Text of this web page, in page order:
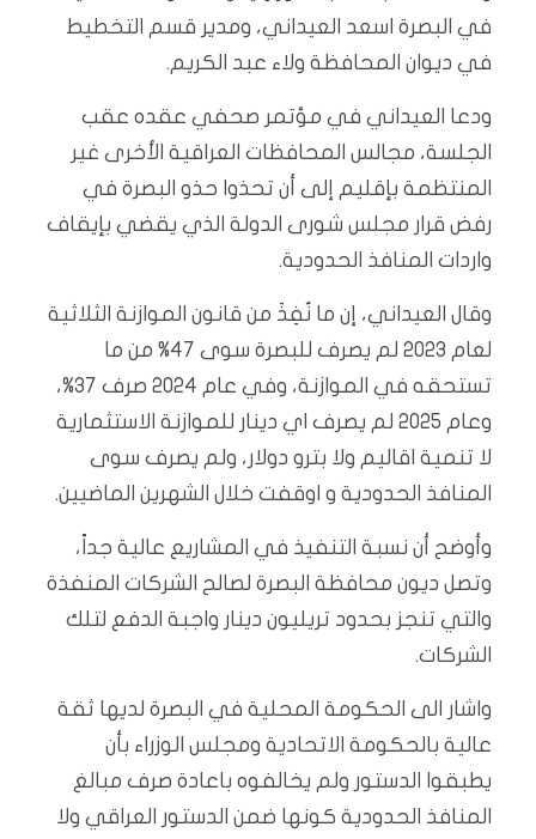
في البصرة اسعد العيداني، ومدير قسم التخطيط
في ديوان المحافظة ولاء عبد الكريم.
ودعا العيداني في مؤتمر صحفي عقده عقب
الجلسة، مجالس المحافظات العراقية الأخرى غير
المنتظمة بإقليم إلى أن تحذوا حذو البصرة في
رفض قرار مجلس شورى الدولة الذي يقضي بإيقاف
واردات المنافذ الحدودية.
وقال العيداني، إن ما نُفِذَ من قانون الموازنة الثلاثية
لعام 2023 لم يصرف للبصرة سوى 47%؜ من ما
تستحقه في الموازنة، وفي عام 2024 صرف 37%،
وعام 2025 لم يصرف اي دينار للموازنة الاستثمارية
لا تنمية اقاليم ولا بترو دولار، ولم يصرف سوى
المنافذ الحدودية و اوقفت خلال الشهرين الماضيين.
وأوضح أن نسبة التنفيذ في المشاريع عالية جداً،
وتصل ديون محافظة البصرة لصالح الشركات المنفذة
والتي تنجز بحدود تريليون دينار واجبة الدفع لتلك
الشركات.
واشار الى الحكومة المحلية في البصرة لديها ثقة
عالية بالحكومة الاتحادية ومجلس الوزراء بأن
يطبقوا الدستور ولم يخالفوه باعادة صرف مبالغ
المنافذ الحدودية كونها ضمن الدستور العراقي ولا